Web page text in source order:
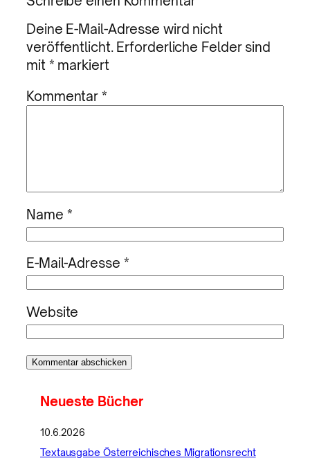
Deine E-Mail-Adresse wird nicht
veröffentlicht. Erforderliche Felder sind
mit * markiert
Kommentar*
Name *
E-Mail-Adresse *
Website
Neueste Bücher
10.6.2026
Textausgabe Österreichisches Migrationsrecht